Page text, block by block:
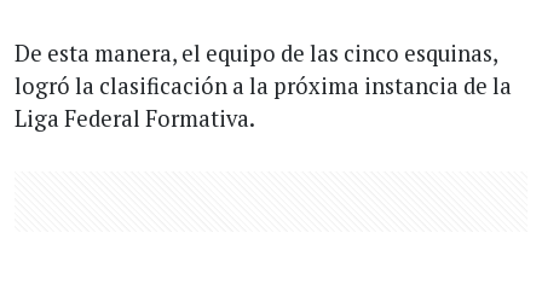
De esta manera, el equipo de las cinco esquinas,
logró la clasificación a la próxima instancia de la
Liga Federal Formativa.